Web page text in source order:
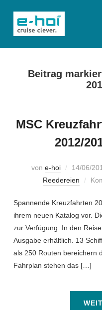
Beitrag
MSC
2012/
von e-hoi 14/06/
Reedereien
Spannende Kreuzfahrten
ihrem neuen Katalog vor.
zur Verfügung. In den
Ausgabe erhältlich. 13
als 250 Routen bereichern
Fahrplan stehen das […]